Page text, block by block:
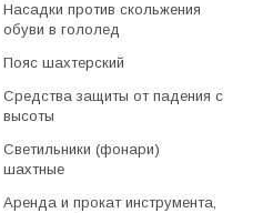
Насадки против скольжения
обуви в гололед
Пояс шахтерский
Средства защиты от падения с
высоты
Светильники (фонари)
шахтные
Аренда и прокат инструмента,